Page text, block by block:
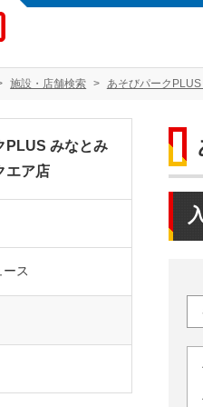
施設・店舗検索 あそびパーク
PLUS みなとみ
エア店
ス